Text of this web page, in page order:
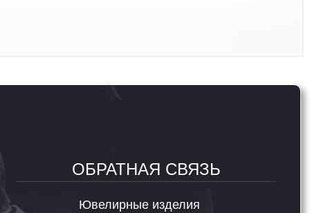
ОБРАТНАЯ СВЯЗЬ
Ювелирные изделия